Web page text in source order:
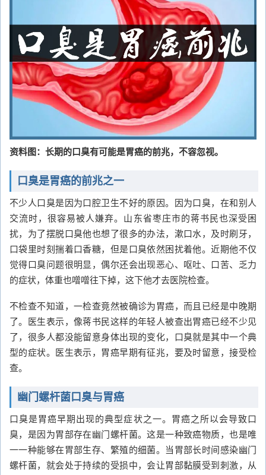
资料图：长期的口臭有可能是胃癌的前兆，不容忽视。
口臭是胃癌的前兆之一
不少人口臭是因为口腔卫生不好的原因。因为口臭，在和别人
交流时，很容易被人嫌弃。山东省枣庄市的蒋书民也深受困
扰，为了摆脱口臭他也想了很多的办法，漱口水，及时刷牙，
口袋里时刻揣着口香糖，但是口臭依然困扰着他。近期他不仅
觉得口臭问题很明显，偶尔还会出现恶心、呕吐、口苦、乏力
的症状，体重也噌噌往下掉，这下他才去医院检查。
不检查不知道，一检查竟然被确诊为胃癌，而且已经是中晚期
了。医生表示，像蒋书民这样的年轻人被查出胃癌已经不少见
了，很多人都没能留意身体出现的变化，口臭就是其中一个典
型的症状。医生表示，胃癌早期有征兆，要及时留意，接受检
查。
幽门螺杆菌口臭与胃癌
口臭是胃癌早期出现的典型症状之一。胃癌之所以会导致口
臭，是因为胃部存在幽门螺杆菌。这是一种致癌物质，也是唯
一一种能够在胃部生存、繁殖的细菌。当胃部长时间感染幽门
螺杆菌，就会处于持续的受损中，会让胃部黏膜受到刺激，从